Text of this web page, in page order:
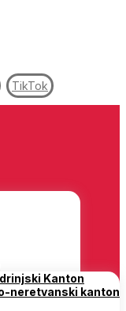
TikTok
Kanton
neretvanski kanton